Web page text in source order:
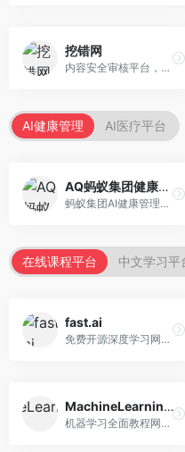
挖错网
内容安全审核平台，专注于违规内容检测。面向企业和平台，提供内容审核、敏感词检测、风险预警等服务，安全审核专业。
AI健康管理 AI医疗平台
AQ蚂蚁集团健康管家
蚂蚁集团AI健康管理服务，专注于个人健康监测。面向个人用户，提供健康评估、慢病管理、健康建议等服务，健康管理便捷。
在线课程平台 中文学习平
fast.ai
免费开源深度学习网站，专注于实用AI教学。面向开发者，提供免费深度学习课程、实战项目、代码库等资源，学习门槛低。
MachineLearningMastery
机器学习全面教程网站，专注于实用技能教学。面向开发者，提供机器学习算法、Python实现、项目实战等教程，实用性强。